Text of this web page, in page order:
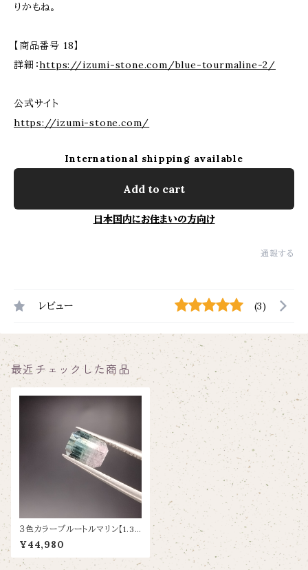
りかもね。
【商品番号 18】
詳細：https://izumi-stone.com/blue-tourmaline-2/
公式サイト
https://izumi-stone.com/
International shipping available
Add to cart
日本国内にお住まいの方向け
通報する
レビュー (3)
最近チェックした商品
３色カラーブルートルマリン【1.31
ct/6.9×5.5】
¥44,980